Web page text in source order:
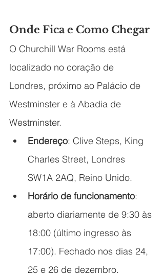
Onde Fica e Como Chegar
O Churchill War Rooms está
localizado no coração de
Londres, próximo ao Palácio de
Westminster e à Abadia de
Westminster.
Endereço: Clive Steps, King
Charles Street, Londres
SW1A 2AQ, Reino Unido.
Horário de funcionamento:
aberto diariamente de 9:30 às
18:00 (último ingresso às
17:00). Fechado nos dias 24,
25 e 26 de dezembro.